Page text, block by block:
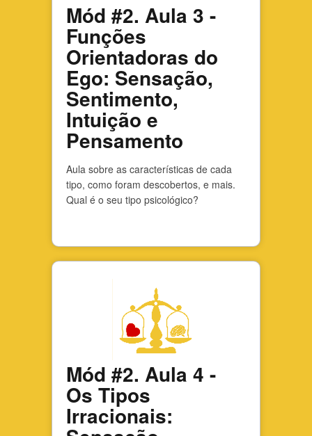
Mód #2. Aula 3 -
Funções
Orientadoras do
Ego: Sensação,
Sentimento,
Intuição e
Pensamento
Aula sobre as características de cada
tipo, como foram descobertos, e mais.
Qual é o seu tipo psicológico?
Mód #2. Aula 4 -
Os Tipos
Irracionais: